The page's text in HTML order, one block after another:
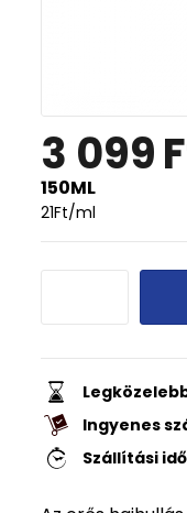
3 099
150ML
21Ft/ml
Ingyenes
Szállítási